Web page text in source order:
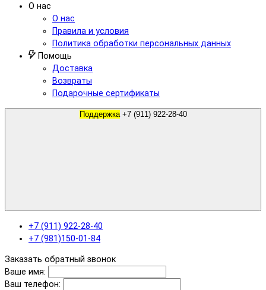
О нас
О нас
Правила и условия
Политика обработки персональных данных
Помощь
Доставка
Возвраты
Подарочные сертификаты
Поддержка +7 (911) 922-28-40
+7 (911) 922-28-40
+7 (981)150-01-84
Заказать обратный звонок
Ваше имя:
Ваш телефон: